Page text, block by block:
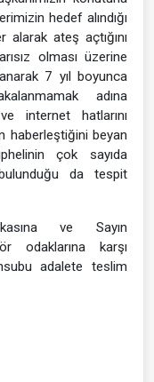
hedef alındığı
alarak ateş açtığını
olması üzerine
7 yıl boyunca
adına
internet hatlarını
haberleştiğini beyan
çok sayıda
bulunduğu da tespit
ve Sayın
odaklarına karşı
adalete teslim